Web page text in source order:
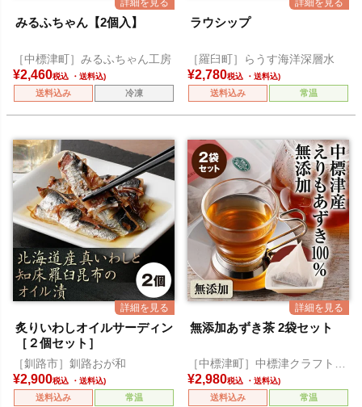
みるふちゃん【2個入】
［中標津町］みるふちゃん工房
¥2,460税込
送料込み 冷凍
ラウシップ
［羅臼町］らうす海洋深層水
¥2,780税込
送料込み 常温
炙りいわしオイルサーディン
［２個セット］
［釧路市］釧路おが和
¥2,900税込
送料込み 常温
無添加あずき茶 2袋セット
［中標津町］中標津クラフトモ
ルティングジャパン
¥2,980税込
送料込み 常温